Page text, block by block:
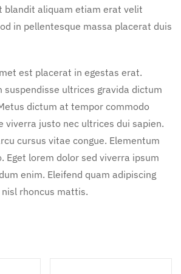
blandit aliquam etiam erat velit
in pellentesque massa placerat duis
est placerat in egestas erat.
suspendisse ultrices gravida dictum
dictum at tempor commodo
viverra justo nec ultrices dui sapien.
cursus vitae congue. Elementum
Eget lorem dolor sed viverra ipsum
enim. Eleifend quam adipiscing
rhoncus mattis.